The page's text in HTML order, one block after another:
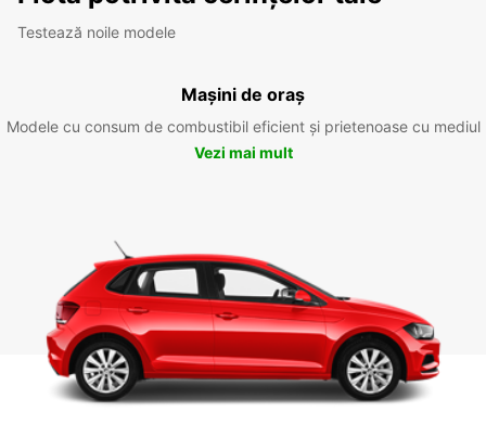
Testează noile modele
Mașini de oraș
Modele cu consum de combustibil eficient și prietenoase cu mediul
Vezi mai mult